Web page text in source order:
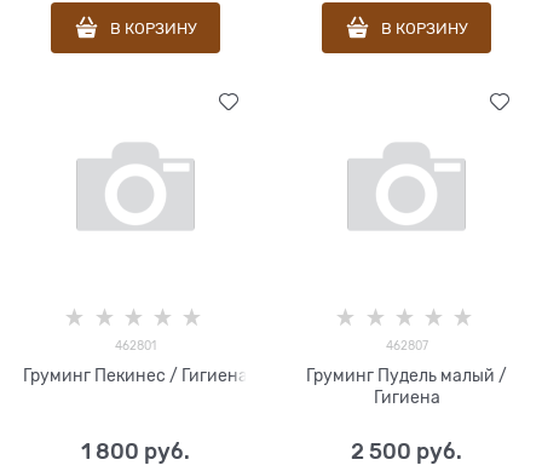
В КОРЗИНУ В КОРЗИНУ
462801
Груминг Пекинес / Гигиена
1 800 руб.
462807
Груминг Пудель малый /
Гигиена
2 500 руб.